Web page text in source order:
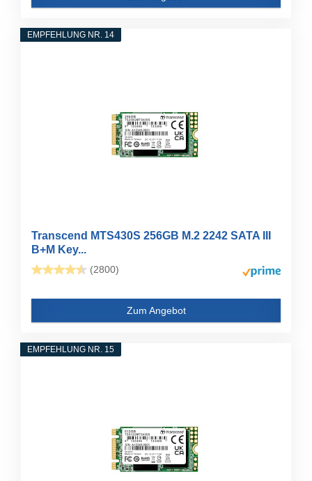
EMPFEHLUNG NR. 14
Transcend MTS430S 256GB M.2 2242 SATA III
B+M Key...
(2800)
Zum Angebot
EMPFEHLUNG NR. 15